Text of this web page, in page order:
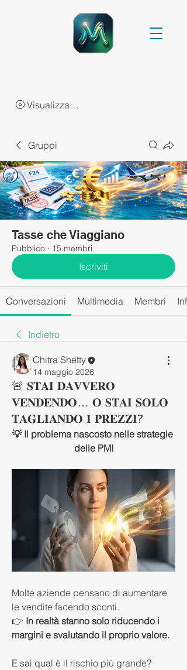
Visualizza punti
Gruppi
Tasse che Viaggiano
Pubblico · 15 membri
Iscriviti
Conversazioni Multimedia Membri Info
Indietro
Chitra Shetty
14 maggio 2026
🚨 𝐒𝐓𝐀𝐈 𝐃𝐀𝐕𝐕𝐄𝐑𝐎
𝐕𝐄𝐍𝐃𝐄𝐍𝐃𝐎… 𝐎 𝐒𝐓𝐀𝐈 𝐒𝐎𝐋𝐎
𝐓𝐀𝐆𝐋𝐈𝐀𝐍𝐃𝐎 𝐈 𝐏𝐑𝐄𝐙𝐙𝐈?
💡 Il problema nascosto nelle strategie
delle PMI
Molte aziende pensano di aumentare
le vendite facendo sconti.
👉 In realtà stanno solo riducendo i
margini e svalutando il proprio valore.
E sai qual è il rischio più grande?